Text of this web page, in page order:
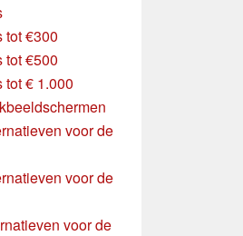
tot €300
tot €500
tot € 1.000
voor de
voor de
voor de